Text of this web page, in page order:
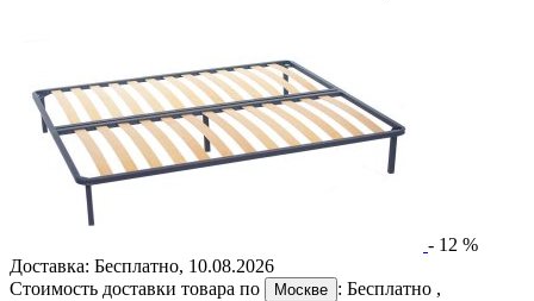
- 12 %
Доставка: Бесплатно, 10.08.2026
Стоимость доставки товара по
Москве : Бесплатно ,